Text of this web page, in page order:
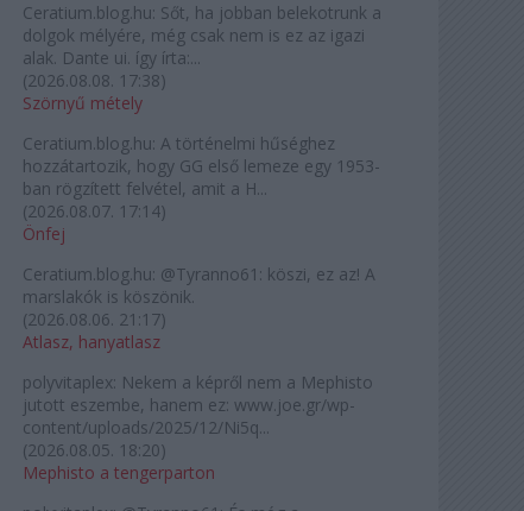
Ceratium.blog.hu: Sőt, ha jobban belekotrunk a
dolgok mélyére, még csak nem is ez az igazi
alak. Dante ui. így írta:...
(2026.08.08. 17:38)
Szörnyű métely
Ceratium.blog.hu: A történelmi hűséghez
hozzátartozik, hogy GG első lemeze egy 1953-
ban rögzített felvétel, amit a H...
(2026.08.07. 17:14)
Önfej
Ceratium.blog.hu: @Tyranno61: köszi, ez az! A
marslakók is köszönik.
(2026.08.06. 21:17)
Atlasz, hanyatlasz
polyvitaplex: Nekem a képről nem a Mephisto
jutott eszembe, hanem ez: www.joe.gr/wp-
content/uploads/2025/12/Ni5q...
(2026.08.05. 18:20)
Mephisto a tengerparton